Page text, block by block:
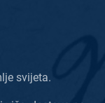
svijeta.